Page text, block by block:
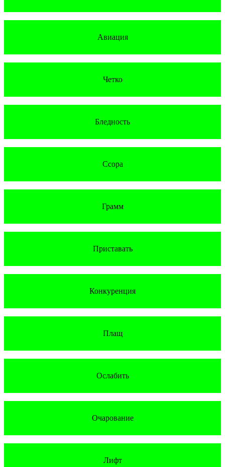
Авиация
Четко
Бледность
Ссора
Грамм
Приставать
Конкуренция
Плащ
Ослабить
Очарование
Лифт